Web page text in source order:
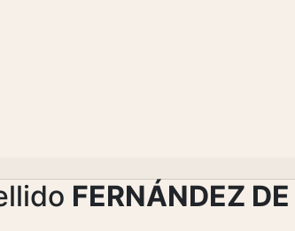
FERNÁNDEZ